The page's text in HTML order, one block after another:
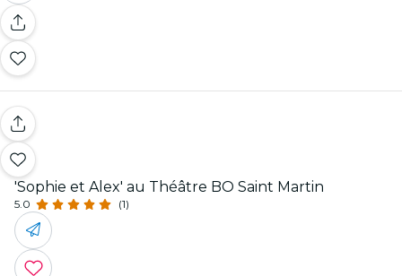
'Sophie et Alex' au Théâtre BO Saint Martin
5.0 (1)